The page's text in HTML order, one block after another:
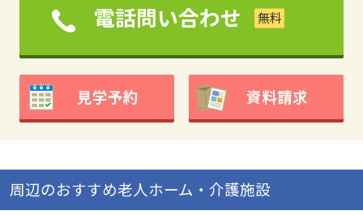
電話問い合わせ
見学予約 資料請求
周辺のおすすめ老人ホーム・介護施設